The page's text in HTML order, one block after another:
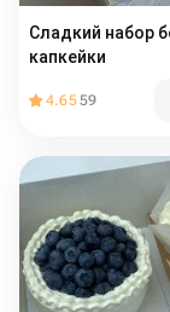
Сладкий набор бенто+
капкейки
4.6559